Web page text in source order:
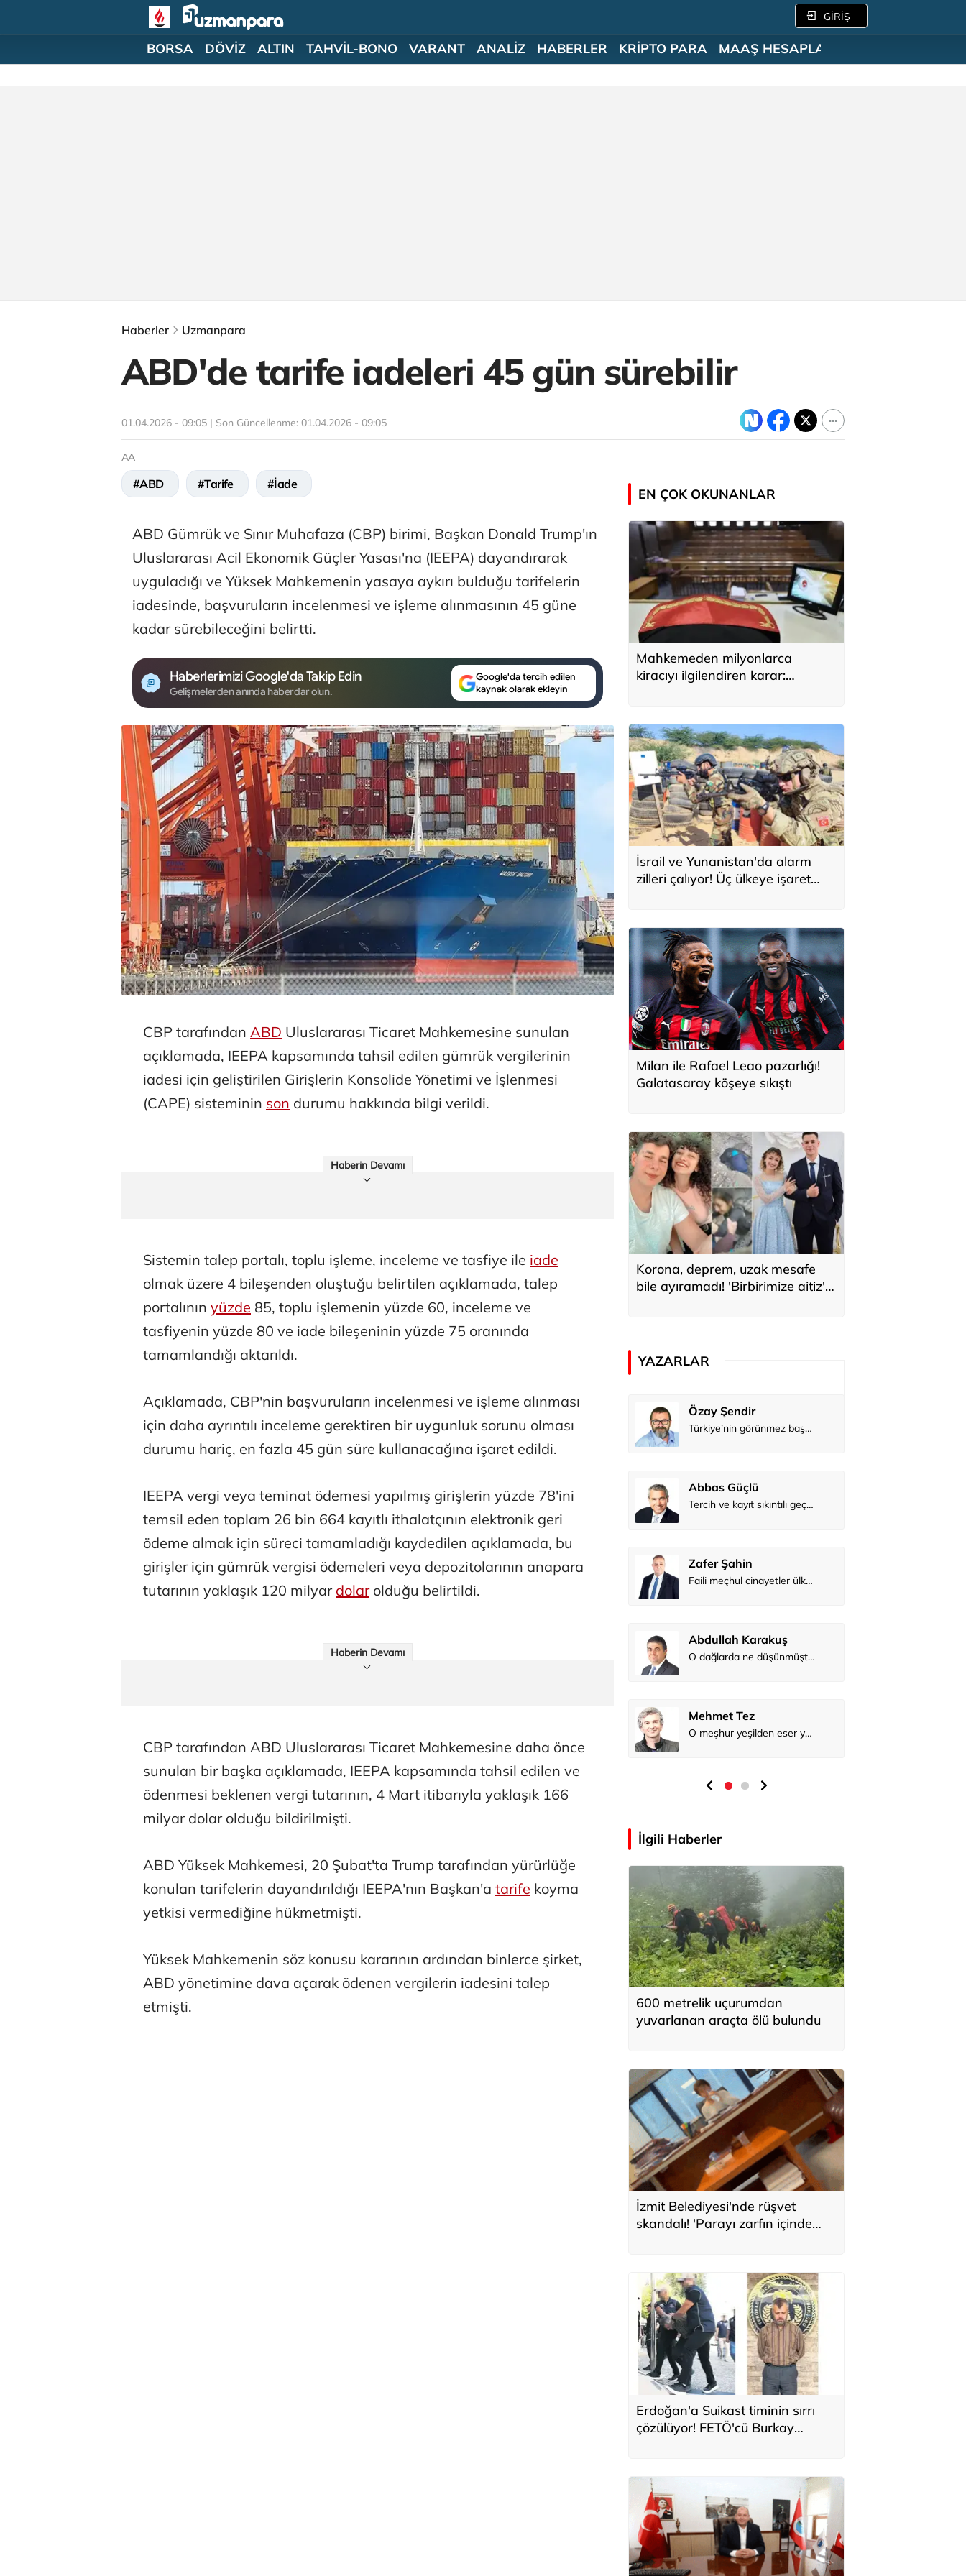
GİRİŞ
BORSA DÖVİZ ALTIN TAHVİL-BONO VARANT ANALİZ HABERLER KRİPTO PARA MAAŞ HESAPLAMA
Haberler Uzmanpara
ABD'de tarife iadeleri 45 gün sürebilir
01.04.2026 - 09:05 | Son Güncellenme: 01.04.2026 - 09:05
AA
#ABD #Tarife #İade
ABD Gümrük ve Sınır Muhafaza (CBP) birimi, Başkan Donald Trump'ın
Uluslararası Acil Ekonomik Güçler Yasası'na (IEEPA) dayandırarak
uyguladığı ve Yüksek Mahkemenin yasaya aykırı bulduğu tarifelerin
iadesinde, başvuruların incelenmesi ve işleme alınmasının 45 güne
kadar sürebileceğini belirtti.
Haberlerimizi Google'da Takip Edin
Gelişmelerden anında haberdar olun.
Google'da tercih edilen
kaynak olarak ekleyin
CBP tarafından ABD Uluslararası Ticaret Mahkemesine sunulan
açıklamada, IEEPA kapsamında tahsil edilen gümrük vergilerinin
iadesi için geliştirilen Girişlerin Konsolide Yönetimi ve İşlenmesi
(CAPE) sisteminin son durumu hakkında bilgi verildi.
Haberin Devamı
Sistemin talep portalı, toplu işleme, inceleme ve tasfiye ile iade
olmak üzere 4 bileşenden oluştuğu belirtilen açıklamada, talep
portalının yüzde 85, toplu işlemenin yüzde 60, inceleme ve
tasfiyenin yüzde 80 ve iade bileşeninin yüzde 75 oranında
tamamlandığı aktarıldı.
Açıklamada, CBP'nin başvuruların incelenmesi ve işleme alınması
için daha ayrıntılı inceleme gerektiren bir uygunluk sorunu olması
durumu hariç, en fazla 45 gün süre kullanacağına işaret edildi.
IEEPA vergi veya teminat ödemesi yapılmış girişlerin yüzde 78'ini
temsil eden toplam 26 bin 664 kayıtlı ithalatçının elektronik geri
ödeme almak için süreci tamamladığı kaydedilen açıklamada, bu
girişler için gümrük vergisi ödemeleri veya depozitolarının anapara
tutarının yaklaşık 120 milyar dolarolduğu belirtildi.
Haberin Devamı
CBP tarafından ABD Uluslararası Ticaret Mahkemesine daha önce
sunulan bir başka açıklamada, IEEPA kapsamında tahsil edilen ve
ödenmesi beklenen vergi tutarının, 4 Mart itibarıyla yaklaşık 166
milyar dolar olduğu bildirilmişti.
ABD Yüksek Mahkemesi, 20 Şubat'ta Trump tarafından yürürlüğe
konulan tarifelerin dayandırıldığı IEEPA'nın Başkan'a tarife koyma
yetkisi vermediğine hükmetmişti.
Yüksek Mahkemenin söz konusu kararının ardından binlerce şirket,
ABD yönetimine dava açarak ödenen vergilerin iadesini talep
etmişti.
EN ÇOK OKUNANLAR
Mahkemeden milyonlarca
kiracıyı ilgilendiren karar:
İsrail ve Yunanistan'da alarm
zilleri çalıyor! Üç ülkeye işaret
Milan ile Rafael Leao pazarlığı!
Galatasaray köşeye sıkıştı
Korona, deprem, uzak mesafe
bile ayıramadı! 'Birbirimize aitiz'
YAZARLAR
Atilay Kandemir
Mağaza açılışı
Özay Şendir
Türkiye’nin görünmez başarısı…
Abbas Güçlü
Tercih ve kayıt sıkıntılı geçiyor
Zafer Şahin
Faili meçhul cinayetler ülkesine veda
Abdullah Karakuş
O dağlarda ne düşünmüştüm?
Mehmet Tez
O meşhur yeşilden eser yok şimdi...
İlgili Haberler
600 metrelik uçurumdan
yuvarlanan araçta ölü bulundu
İzmit Belediyesi'nde rüşvet
skandalı! 'Parayı zarfın içinde
Erdoğan'a Suikast timinin sırrı
çözülüyor! FETÖ'cü Burkay